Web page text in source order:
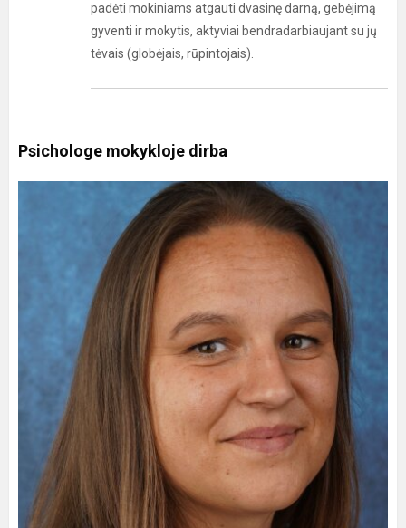
padėti mokiniams atgauti dvasinę darną, gebėjimą
gyventi ir mokytis, aktyviai bendradarbiaujant su jų
tėvais (globėjais, rūpintojais).
Psichologe mokykloje dirba